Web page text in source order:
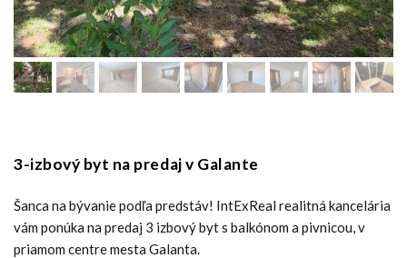
3-izbový byt na predaj v Galante
Šanca na bývanie podľa predstáv! IntExReal realitná kancelária
vám ponúka na predaj 3 izbový byt s balkónom a pivnicou, v
priamom centre mesta Galanta.